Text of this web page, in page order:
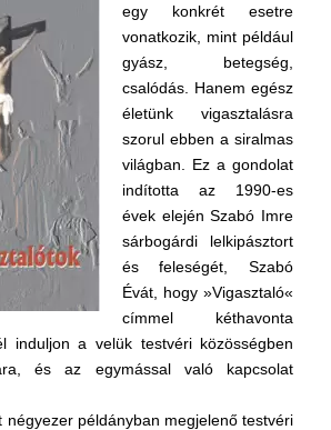
egy konkrét esetre
vonatkozik, mint például
gyász, betegség,
csalódás. Hanem egész
életünk vigasztalásra
szorul ebben a siralmas
világban. Ez a gondolat
indította az 1990-es
évek elején Szabó Imre
sárbogárdi lelkipásztort
és feleségét, Szabó
Évát, hogy »Vigasztaló«
címmel kéthavonta
induljon a velük testvéri közösségben
és az egymással való kapcsolat
négyezer példányban megjelenő testvéri